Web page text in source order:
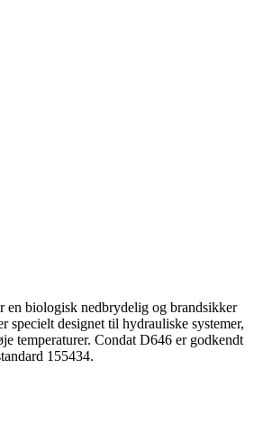
biologisk nedbrydelig og brandsikker
specielt designet til hydrauliske systemer,
temperaturer. Condat D646 er godkendt
155434.